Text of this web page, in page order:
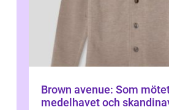
Brown avenue: Som
medelhavet och